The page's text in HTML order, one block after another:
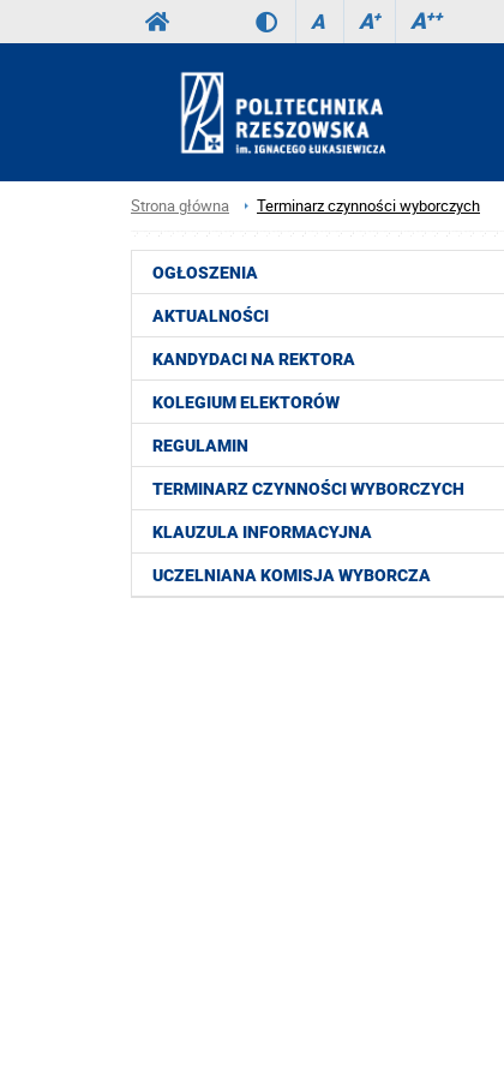
A A+ A++
Strona główna Terminarz czynności wyborczych
OGŁOSZENIA
AKTUALNOŚCI
KANDYDACI NA REKTORA
KOLEGIUM ELEKTORÓW
REGULAMIN
TERMINARZ CZYNNOŚCI WYBORCZYCH
KLAUZULA INFORMACYJNA
UCZELNIANA KOMISJA WYBORCZA